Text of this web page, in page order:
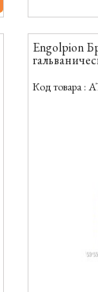
Engolpion
Код товара :